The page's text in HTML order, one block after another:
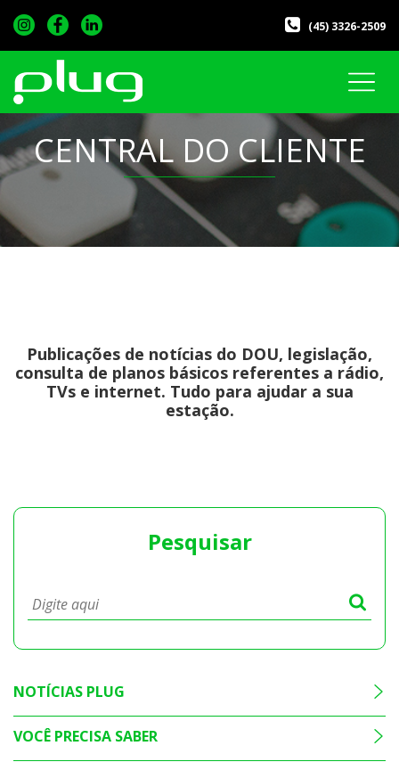
(45) 3326-2509
CENTRAL DO CLIENTE
Publicações de notícias do DOU, legislação,
consulta de planos básicos referentes a rádio,
TVs e internet. Tudo para ajudar a sua
estação.
Pesquisar
NOTÍCIAS PLUG
VOCÊ PRECISA SABER